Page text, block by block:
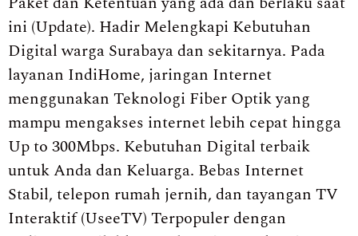
ini (Update). Hadir Melengkapi Kebutuhan
Digital warga Surabaya dan sekitarnya. Pada
layanan IndiHome, jaringan Internet
menggunakan Teknologi Fiber Optik yang
mampu mengakses internet lebih cepat hingga
Up to 300Mbps. Kebutuhan Digital terbaik
untuk Anda dan Keluarga. Bebas Internet
Stabil, telepon rumah jernih, dan tayangan TV
Interaktif (UseeTV) Terpopuler dengan